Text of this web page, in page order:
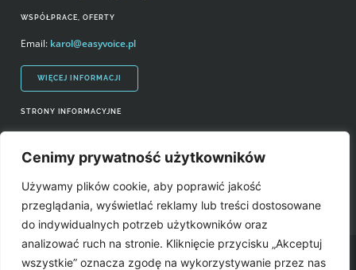
Cenimy prywatność użytkowników
Używamy plików cookie, aby poprawić jakość
przeglądania, wyświetlać reklamy lub treści dostosowane
do indywidualnych potrzeb użytkowników oraz
analizować ruch na stronie. Kliknięcie przycisku „Akceptuj
wszystkie” oznacza zgodę na wykorzystywanie przez nas
STRONY INFORMACYJNE
Prawa autorskie i wykorzystywanie treści serwisu
Źródła
WSPÓŁPRACE, OFERTY
Email: karol@easyvoice.pl
WIĘCEJ INFORMACJI
Easyvoice.pl © 2006-2022. Wszystkie prawa zastrzeżone. Stronę zrobiły: